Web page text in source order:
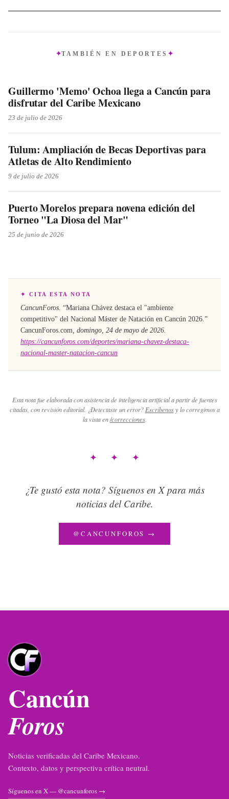
TAMBIÉN EN DEPORTES
Guillermo 'Memo' Ochoa llega a Cancún para
disfrutar del Caribe Mexicano
23 de julio de 2026
Tulum: Ampliación de Becas Deportivas para
Atletas de Alto Rendimiento
9 de julio de 2026
Puerto Morelos prepara novena edición del
Torneo "La Diosa del Mar"
25 de junio de 2026
✦ CITA ESTA NOTA
CancunForos. “Mariana Chávez destaca el "ambiente
competitivo" del Nacional Máster de Natación en Cancún 2026.”
CancunForos.com, domingo, 24 de mayo de 2026.
https://cancunforos.com/deportes/mariana-chavez-destaca-
nacional-master-natacion-cancun
Esta nota fue elaborada con asistencia de inteligencia artificial a partir de fuentes
citadas, con revisión editorial. ¿Detectaste un error? Escríbenos y lo corregimos a
la vista en /correcciones.
✦ ✦ ✦
¿Te gustó esta nota? Síguenos en X para más
noticias del Caribe.
@CANCUNFOROS →
Cancún
Foros
Noticias verificadas del Caribe Mexicano.
Contexto, datos y perspectiva crítica neutral.
Síguenos en X — @cancunforos →